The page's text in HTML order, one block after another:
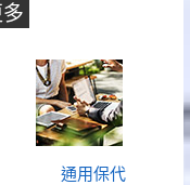
通用保代